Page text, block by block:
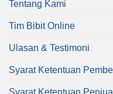
Tentang Kami
Tim Bibit Online
Ulasan & Testimoni
Syarat Ketentuan
Syarat Ketentuan Penjual